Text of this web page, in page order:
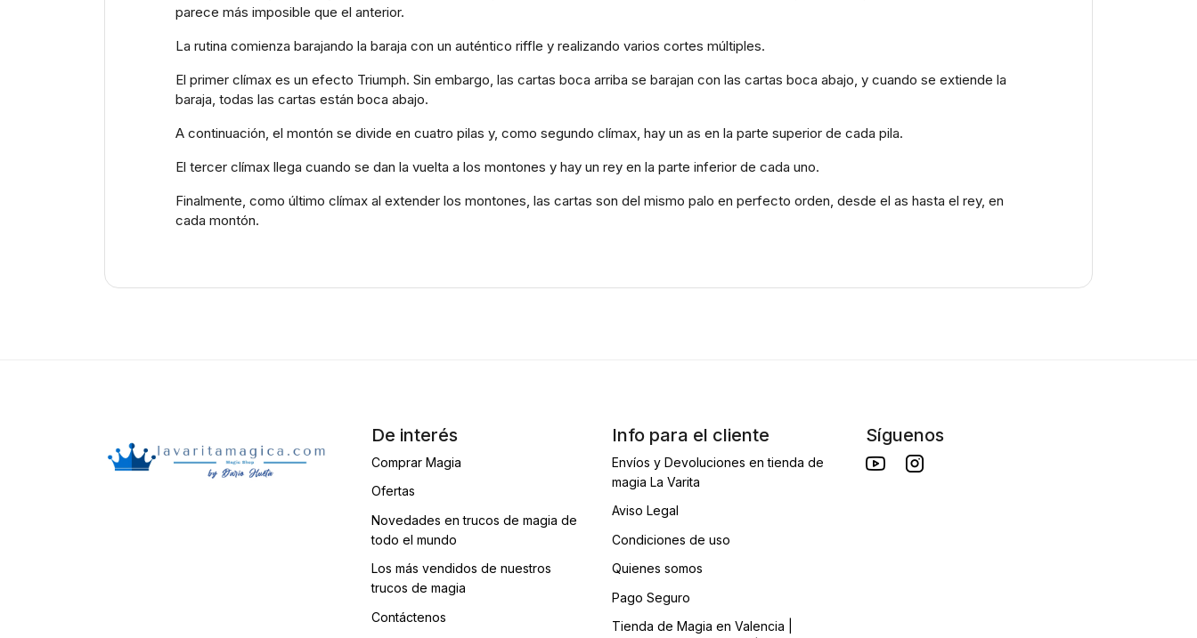
parece más imposible que el anterior.
La rutina comienza barajando la baraja con un auténtico riffle y realizando varios cortes múltiples.
El primer clímax es un efecto Triumph. Sin embargo, las cartas boca arriba se barajan con las cartas boca abajo, y cuando se extiende la
baraja, todas las cartas están boca abajo.
A continuación, el montón se divide en cuatro pilas y, como segundo clímax, hay un as en la parte superior de cada pila.
El tercer clímax llega cuando se dan la vuelta a los montones y hay un rey en la parte inferior de cada uno.
Finalmente, como último clímax al extender los montones, las cartas son del mismo palo en perfecto orden, desde el as hasta el rey, en
cada montón.
De interés
Comprar Magia
Ofertas
Novedades en trucos de magia de
todo el mundo
Los más vendidos de nuestros
trucos de magia
Contáctenos
Info para el cliente
Envíos y Devoluciones en tienda de
magia La Varita
Aviso Legal
Condiciones de uso
Quienes somos
Pago Seguro
Tienda de Magia en Valencia |
Síguenos